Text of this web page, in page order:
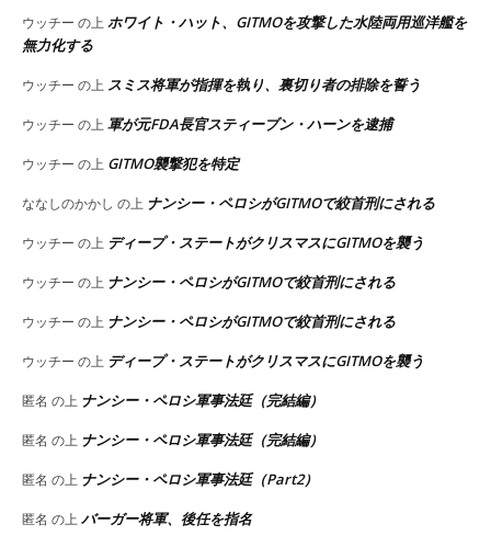
ウッチー の上ホワイト・ハット、GITMOを攻撃した水陸両用巡洋艦を
無力化する
ウッチー の上 スミス将軍が指揮を執り、裏切り者の排除を誓う
ウッチー の上軍が元FDA長官スティーブン・ハーンを逮捕
ウッチー の上 GITMO襲撃犯を特定
ななしのかかし の上 ナンシー・ペロシがGITMOで絞首刑にされる
ウッチー の上 ディープ・ステートがクリスマスにGITMOを襲う
ウッチー の上 ナンシー・ペロシがGITMOで絞首刑にされる
ウッチー の上 ナンシー・ペロシがGITMOで絞首刑にされる
ウッチー の上 ディープ・ステートがクリスマスにGITMOを襲う
匿名 の上 ナンシー・ペロシ軍事法廷（完結編）
匿名 の上 ナンシー・ペロシ軍事法廷（完結編）
匿名 の上 ナンシー・ペロシ軍事法廷（Part2）
匿名 の上バーガー将軍、後任を指名